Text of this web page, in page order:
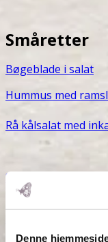
Denne
Småretter
Bøgeblade i salat
Hummus med
Rå kålsalat med
Sesam-banan-drik
(fra min bog
(fra min bogBABY)